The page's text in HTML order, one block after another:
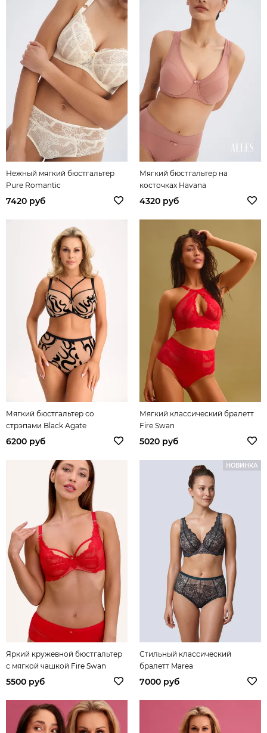
Нежный мягкий бюстгальтер
Pure Romantic
7420 руб
Мягкий бюстгальтер на
косточках Havana
4320 руб
Мягкий бюстгальтер со
стрэпами Black Agate
6200 руб
Мягкий классический бралетт
Fire Swan
5020 руб
Яркий кружевной бюстгальтер
с мягкой чашкой Fire Swan
5500 руб
НОВИНКА
Стильный классический
бралетт Marea
7000 руб